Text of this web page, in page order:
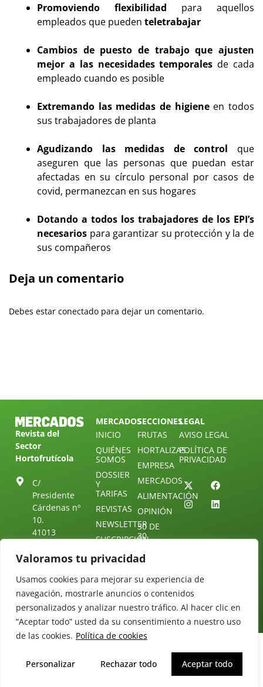
Valoramos tu privacidad
Usamos cookies para mejorar su experiencia de
navegación, mostrarle anuncios o contenidos
personalizados y analizar nuestro tráfico. Al hacer clic en
“Aceptar todo” usted da su consentimiento a nuestro uso
de las cookies. Política de cookies
Personalizar Rechazar todo Aceptar todo
Promoviendo flexibilidad para aquellos
empleados que pueden teletrabajar
Cambios de puesto de trabajo que ajusten
mejor a las necesidades temporales de cada
empleado cuando es posible
Extremando las medidas de higieneen todos
sus trabajadores de planta
Agudizando las medidas de control que
aseguren que las personas que puedan estar
afectadas en su círculo personal por casos de
covid, permanezcan en sus hogares
Dotando a todos los trabajadores de los EPI’s
necesarios para garantizar su protección y la de
sus compañeros
Deja un comentario
Debes estar conectado para dejar un comentario.
Revista del
Sector
Hortofrutícola
C/
Presidente
Cárdenas nº
10.
41013
ESPAÑA
Tel: (+34) 954
25 88 51
redaccion@revistamercados.com
MERCADOS
INICIO
QUIÉNES
SOMOS
DOSSIER
Y
TARIFAS
REVISTAS
NEWSLETTER
SUSCRIPCIÓN
ÚNETE A
NUESTRO
TELEGRAM
CONTACTO
SECCIONES
FRUTAS
HORTALIZAS
EMPRESA
MERCADOS
ALIMENTACIÓN
OPINIÓN
30 DE
30
LEGAL
AVISO LEGAL
POLÍTICA DE
PRIVACIDAD